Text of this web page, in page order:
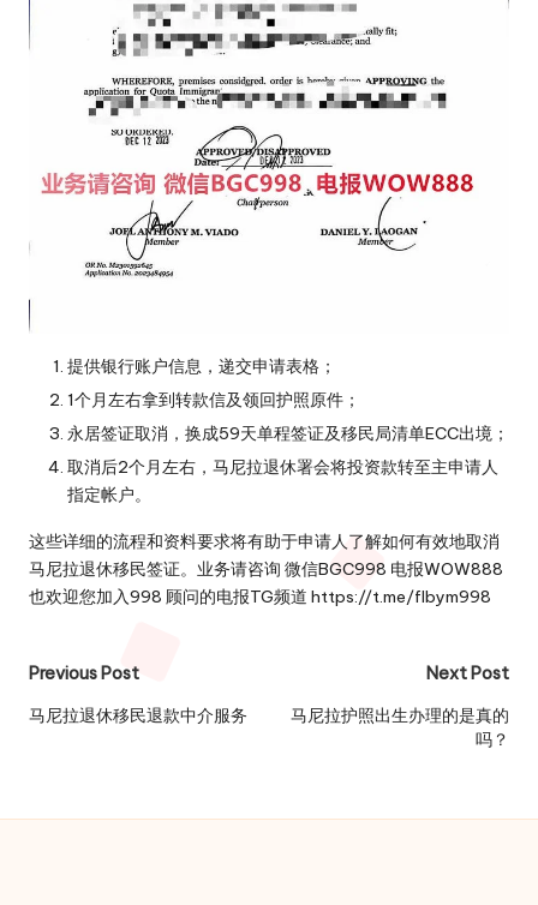
提供银行账户信息，递交申请表格；
1个月左右拿到转款信及领回护照原件；
永居签证取消，换成59天单程签证及移民局清单ECC出境；
取消后2个月左右，马尼拉退休署会将投资款转至主申请人
指定帐户。
这些详细的流程和资料要求将有助于申请人了解如何有效地取消
马尼拉退休移民签证。业务请咨询 微信BGC998 电报WOW888
也欢迎您加入998 顾问的电报TG频道 https://t.me/flbym998
Post
navigation
Previous Post
马尼拉退休移民退款中介服务
Next Post
马尼拉护照出生办理的是真的
吗？